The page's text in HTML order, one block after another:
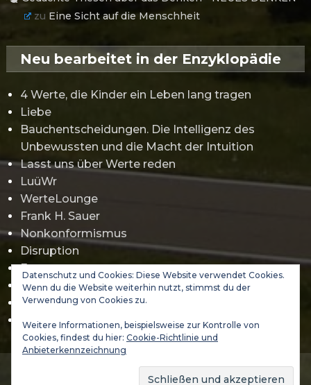
zu Eine Sicht auf die Menschheit
Neu bearbeitet in der Enzyklopädie
4 Werte, die Kinder ein Leben lang tragen
Liebe
Bauchentscheidungen. Die Intelligenz des
Unbewussten und die Macht der Intuition
Lasst uns über Werte reden
LuüWr
WerteLounge
Frank H. Sauer
Nonkonformismus
Disruption
Erwartungsmanagement
Gamification
Jürgen Klopp
Abraham Maslow
(C) 2021-2026 DA VINCI 3000 GmbH - WERTELAND & VALUES
ACADEMY
Datenschutz und Cookies: Diese Website verwendet Cookies.
Wenn du die Website weiterhin nutzt, stimmst du der
Verwendung von Cookies zu.
Weitere Informationen, beispielsweise zur Kontrolle von
Cookies, findest du hier: Cookie-Richtlinie und
Anbieterkennzeichnung